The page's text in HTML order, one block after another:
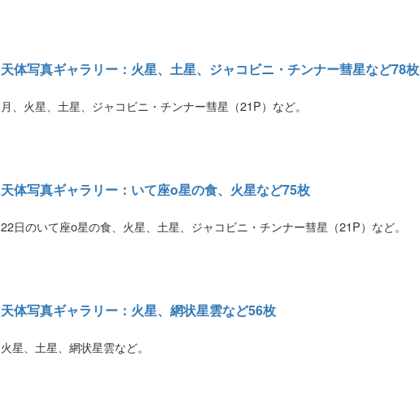
天体写真ギャラリー：火星、土星、ジャコビニ・チンナー彗星など78枚
月、火星、土星、ジャコビニ・チンナー彗星（21P）など。
天体写真ギャラリー：いて座ο星の食、火星など75枚
22日のいて座ο星の食、火星、土星、ジャコビニ・チンナー彗星（21P）など。
天体写真ギャラリー：火星、網状星雲など56枚
火星、土星、網状星雲など。